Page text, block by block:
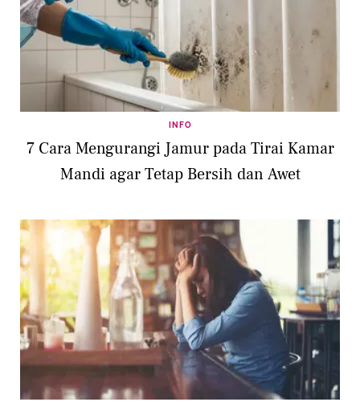
INFO
7 Cara Mengurangi Jamur pada Tirai Kamar
Mandi agar Tetap Bersih dan Awet